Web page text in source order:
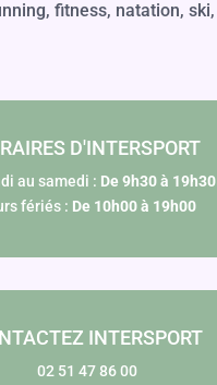
fitness, natation, ski,
D'INTERSPORT
au samedi : De 9h30 à 19h30
fériés : De 10h00 à 19h00
INTERSPORT
02 51 47 86 00